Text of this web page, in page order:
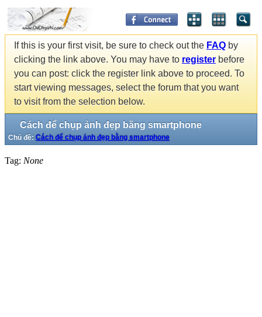
If this is your first visit, be sure to check out the FAQ by
clicking the link above. You may have to register before
you can post: click the register link above to proceed. To
start viewing messages, select the forum that you want
to visit from the selection below.
Cách để chụp ảnh đẹp bằng smartphone
Chủ đề: Cách để chụp ảnh đẹp bằng smartphone
Tag: None